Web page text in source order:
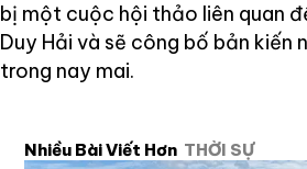
bị một cuộc hội thảo liên quan
Duy Hải và sẽ công bố bản kiến
trong nay mai.
Nhiều Bài Viết Hơn THỜI SỰ